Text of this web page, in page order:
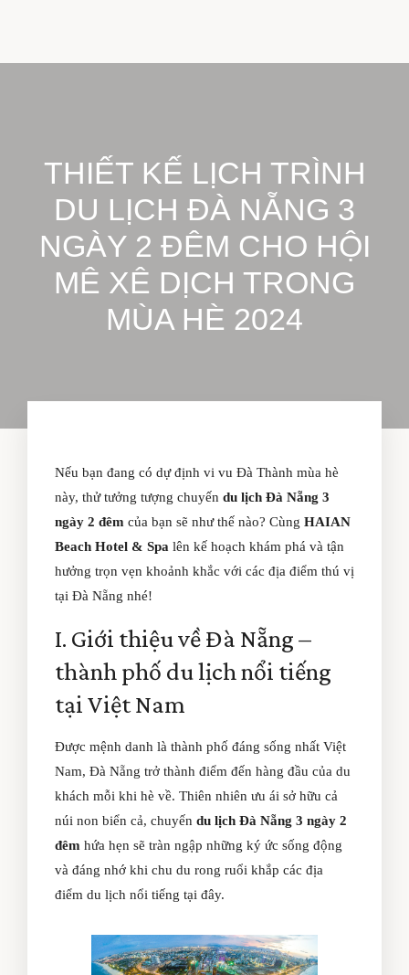
THIẾT KẾ LỊCH TRÌNH
DU LỊCH ĐÀ NẴNG 3
NGÀY 2 ĐÊM CHO HỘI
MÊ XÊ DỊCH TRONG
MÙA HÈ 2024
Nếu bạn đang có dự định vi vu Đà Thành mùa hè
này, thử tưởng tượng chuyến du lịch Đà Nẵng 3
ngày 2 đêm của bạn sẽ như thế nào? Cùng HAIAN
Beach Hotel & Spa lên kế hoạch khám phá và tận
hưởng trọn vẹn khoảnh khắc với các địa điểm thú vị
tại Đà Nẵng nhé!
I. Giới thiệu về Đà Nẵng –
thành phố du lịch nổi tiếng
tại Việt Nam
Được mệnh danh là thành phố đáng sống nhất Việt
Nam, Đà Nẵng trở thành điểm đến hàng đầu của du
khách mỗi khi hè về. Thiên nhiên ưu ái sở hữu cả
núi non biển cả, chuyến du lịch Đà Nẵng 3 ngày 2
đêm hứa hẹn sẽ tràn ngập những ký ức sống động
và đáng nhớ khi chu du rong ruổi khắp các địa
điểm du lịch nổi tiếng tại đây.